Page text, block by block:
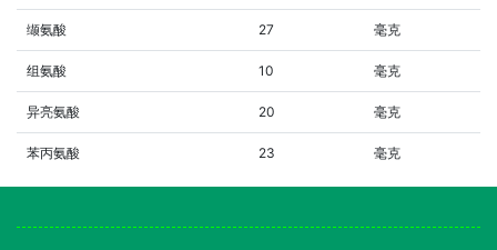
缬氨酸 27 毫克
组氨酸 10 毫克
异亮氨酸 20 毫克
苯丙氨酸 23 毫克